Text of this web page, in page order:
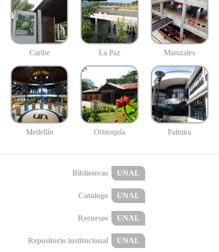
Caribe La Paz Manizales
Medellín Orinoquía Palmira
Bibliotecas UNAL
Catálogo UNAL
Recursos UNAL
Repositorio institucional UNAL